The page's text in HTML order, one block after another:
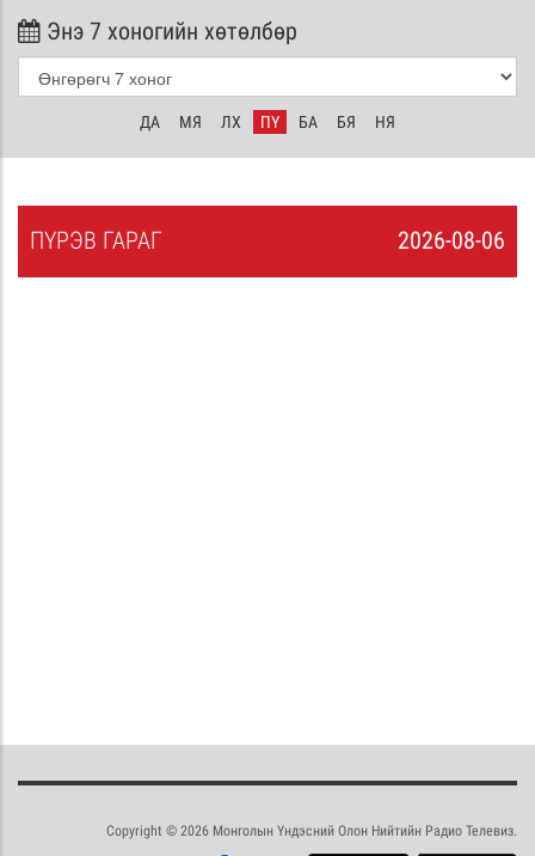
Энэ 7 хоногийн хөтөлбөр
ДА МЯ ЛХ ПҮ БА БЯ НЯ
2026-08-06
ПҮРЭВ ГАРАГ
Copyright © 2026 Монголын Үндэсний Олон Нийтийн Радио Телевиз.